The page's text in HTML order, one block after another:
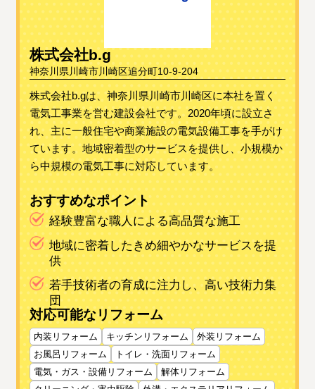
株式会社b.g
神奈川県川崎市川崎区追分町10-9-204
株式会社b.gは、神奈川県川崎市川崎区に本社を置く
電気工事業を営む建設会社です。2020年頃に設立さ
れ、主に一般住宅や商業施設の電気設備工事を手がけ
ています。地域密着型のサービスを提供し、小規模か
ら中規模の電気工事に対応しています。
おすすめなポイント
経験豊富な職人による高品質な施工
地域に密着したきめ細やかなサービスを提
供
若手技術者の育成に注力し、高い技術力集
団
対応可能なリフォーム
内装リフォーム キッチンリフォーム
外装リフォーム
お風呂リフォーム
トイレ・洗面リフォーム
電気・ガス・設備リフォーム
解体リフォーム